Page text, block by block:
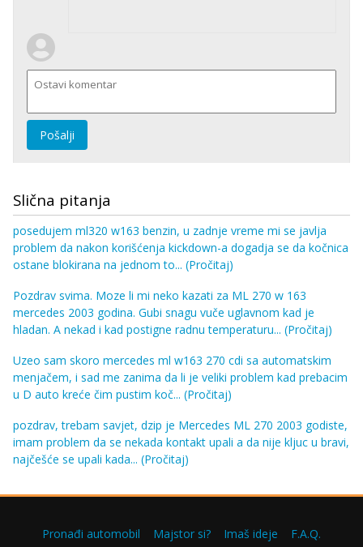
Pošalji
Slična pitanja
posedujem ml320 w163 benzin, u zadnje vreme mi se javlja
problem da nakon korišćenja kickdown-a dogadja se da kočnica
ostane blokirana na jednom to... (Pročitaj)
Pozdrav svima. Moze li mi neko kazati za ML 270 w 163
mercedes 2003 godina. Gubi snagu vuče uglavnom kad je
hladan. A nekad i kad postigne radnu temperaturu... (Pročitaj)
Uzeo sam skoro mercedes ml w163 270 cdi sa automatskim
menjačem, i sad me zanima da li je veliki problem kad prebacim
u D auto kreće čim pustim koč... (Pročitaj)
pozdrav, trebam savjet, dzip je Mercedes ML 270 2003 godiste,
imam problem da se nekada kontakt upali a da nije kljuc u bravi,
najčešće se upali kada... (Pročitaj)
Pronađi automobil Majstor si? Imaš ideje F.A.Q.